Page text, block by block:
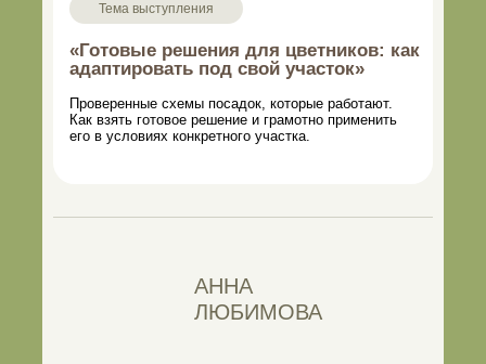
Проверенные схемы посадок, которые работают.
Как взять готовое решение и грамотно применить
его в условиях конкретного участка.
«Готовые решения для цветников: как
адаптировать под свой участок»
Тема выступления
АННА
ЛЮБИМОВА